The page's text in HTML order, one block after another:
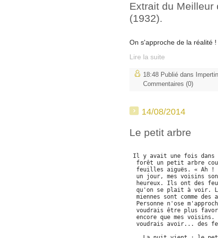
Extrait du Meilleur
(1932).
On s'approche de la réalité !
Lire la suite
18:48 Publié dans
Commentaires (0)
14/08/2014
Le petit arbre
Il y avait une fois dans
forêt un petit arbre
feuilles aiguës. « Ah
un jour, mes voisins
heureux. Ils ont des
qu'on se plait à voir.
miennes sont comme
Personne n'ose
voudrais être plus
encore que mes voisins.
voudrais avoir... des